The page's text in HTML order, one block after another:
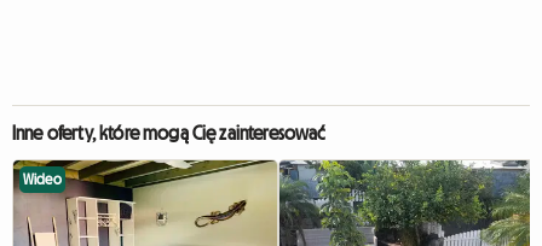
Inne oferty, które mogą Cię zainteresować
Wideo